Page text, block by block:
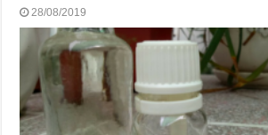
28/08/2019